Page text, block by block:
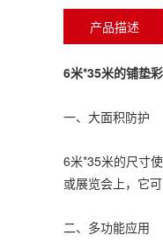
产品描述
6米*35米的铺垫
一、大面积防护
6米*35米的尺寸
或展览会上，它
二、多功能应用